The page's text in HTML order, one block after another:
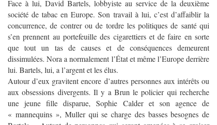
Face à lui, David Bartels, lobbyiste au service de la deuxième
société de tabac en Europe. Son travail à lui, c’est d’affaiblir la
concurrence, de contrer ou de tordre les politiques de santé qui
s’en prennent au portefeuille des cigarettiers et de faire en sorte
que tout un tas de causes et de conséquences demeurent
dissimulées. Nora a normalement l’État et même l’Europe derrière
lui. Bartels, lui, a l’argent et les élus.
Autour d’eux gravitent encore d’autres personnes aux intérêts ou
aux obsessions divergents. Il y a Brun le policier qui recherche
une jeune fille disparue, Sophie Calder et son agence de
« mannequins », Muller qui se charge des basses besognes de